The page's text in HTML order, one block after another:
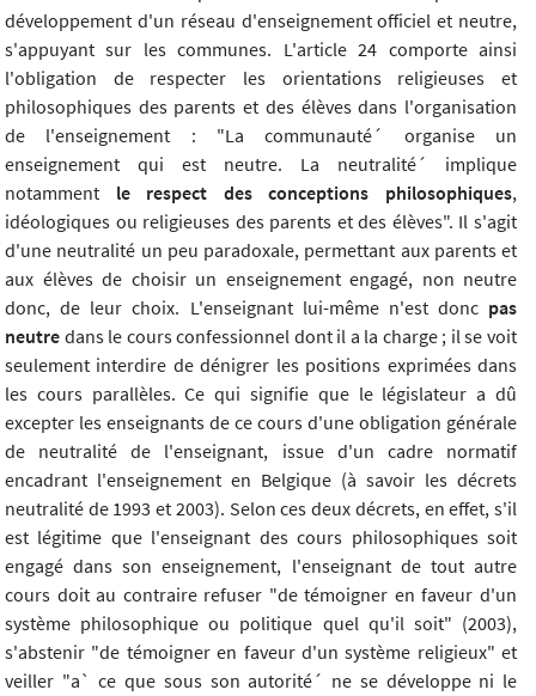
développement d'un réseau d'enseignement officiel et neutre,
s'appuyant sur les communes. L'article 24 comporte ainsi
l'obligation de respecter les orientations religieuses et
philosophiques des parents et des élèves dans l'organisation
de l'enseignement : "La communauté´ organise un
enseignement qui est neutre. La neutralité´ implique
notamment le respect des conceptions philosophiques,
idéologiques ou religieuses des parents et des élèves". Il s'agit
d'une neutralité un peu paradoxale, permettant aux parents et
aux élèves de choisir un enseignement engagé, non neutre
donc, de leur choix. L'enseignant lui-même n'est donc pas
neutre dans le cours confessionnel dont il a la charge ; il se voit
seulement interdire de dénigrer les positions exprimées dans
les cours parallèles. Ce qui signifie que le législateur a dû
excepter les enseignants de ce cours d'une obligation générale
de neutralité de l'enseignant, issue d'un cadre normatif
encadrant l'enseignement en Belgique (à savoir les décrets
neutralité de 1993 et 2003). Selon ces deux décrets, en effet, s'il
est légitime que l'enseignant des cours philosophiques soit
engagé dans son enseignement, l'enseignant de tout autre
cours doit au contraire refuser "de témoigner en faveur d'un
système philosophique ou politique quel qu'il soit" (2003),
s'abstenir "de témoigner en faveur d'un système religieux" et
veiller "a` ce que sous son autorité´ ne se développe ni le